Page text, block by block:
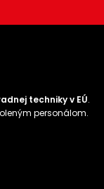
techniky v EÚ.
personálom.